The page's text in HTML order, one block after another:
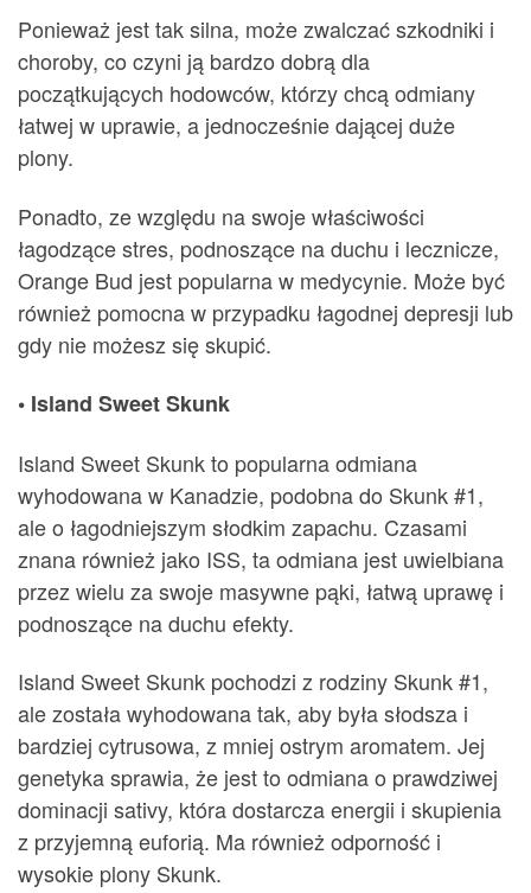
Ponieważ jest tak silna, może zwalczać szkodniki i
choroby, co czyni ją bardzo dobrą dla
początkujących hodowców, którzy chcą odmiany
łatwej w uprawie, a jednocześnie dającej duże
plony.
Ponadto, ze względu na swoje właściwości
łagodzące stres, podnoszące na duchu i lecznicze,
Orange Bud jest popularna w medycynie. Może być
również pomocna w przypadku łagodnej depresji lub
gdy nie możesz się skupić.
• Island Sweet Skunk
Island Sweet Skunk to popularna odmiana
wyhodowana w Kanadzie, podobna do Skunk #1,
ale o łagodniejszym słodkim zapachu. Czasami
znana również jako ISS, ta odmiana jest uwielbiana
przez wielu za swoje masywne pąki, łatwą uprawę i
podnoszące na duchu efekty.
Island Sweet Skunk pochodzi z rodziny Skunk #1,
ale została wyhodowana tak, aby była słodsza i
bardziej cytrusowa, z mniej ostrym aromatem. Jej
genetyka sprawia, że ​​jest to odmiana o prawdziwej
dominacji sativy, która dostarcza energii i skupienia
z przyjemną euforią. Ma również odporność i
wysokie plony Skunk.